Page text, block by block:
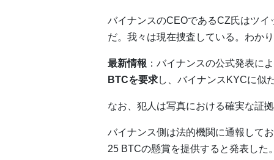
バイナンスのCEOであるCZ氏はツ
だ。我々は現在捜査している。わか
最新情報 ：バイナンスの公式発表に
BTCを要求し、バイナンスKYCに似
なお、犯人は写真における確実な証
バイナンス側は法的機関に通報して
25 BTCの懸賞を提供すると発表した